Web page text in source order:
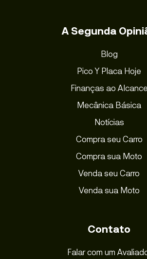
A Segunda
Blog
Pico Y Placa Hoje
Finanças ao Alcance
Mecânica Básica
Notícias
Compra seu Carro
Compra sua Moto
Venda seu Carro
Venda sua Moto
Contato
Falar com um